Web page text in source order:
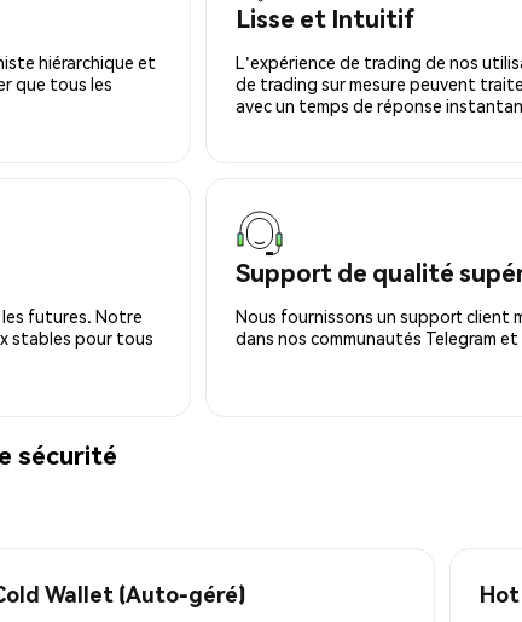
hiérarchique et
que tous les
Lisse et Intuitif
L'expérience de trading de nos
de trading sur mesure peuvent
avec un temps de réponse
futures. Notre
stables pour tous
Support de qualité
Nous fournissons un support client
dans nos communautés Telegram
sécurité
Wallet (Auto-géré)